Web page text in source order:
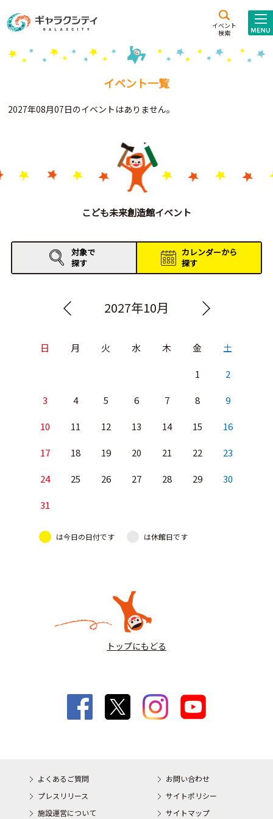
イベント
検索
施設案内
こども
西新井
施設･
Gがくえん
お知らせ
イベントレポート
イベント一覧
2027年08月07日のイベントはありません。
こども未来創造館イベント
対象で
探す
カレンダーから
探す
2027年10月
日 月 火 水 木 金 土
1 2
3 4 5 6 7 8 9
10 11 12 13 14 15 16
17 18 19 20 21 22 23
24 25 26 27 28 29 30
31
は今日の日付です は休館日です
トップにもどる
よくあるご質問
お問い合わせ
プレスリリース
サイトポリシー
施設運営について
サイトマップ